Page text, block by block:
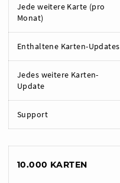
Jede weitere Karte (pro
Monat)
Enthaltene Karten-Updates
Jedes weitere Karten-
Update
Support
10.000 KARTEN